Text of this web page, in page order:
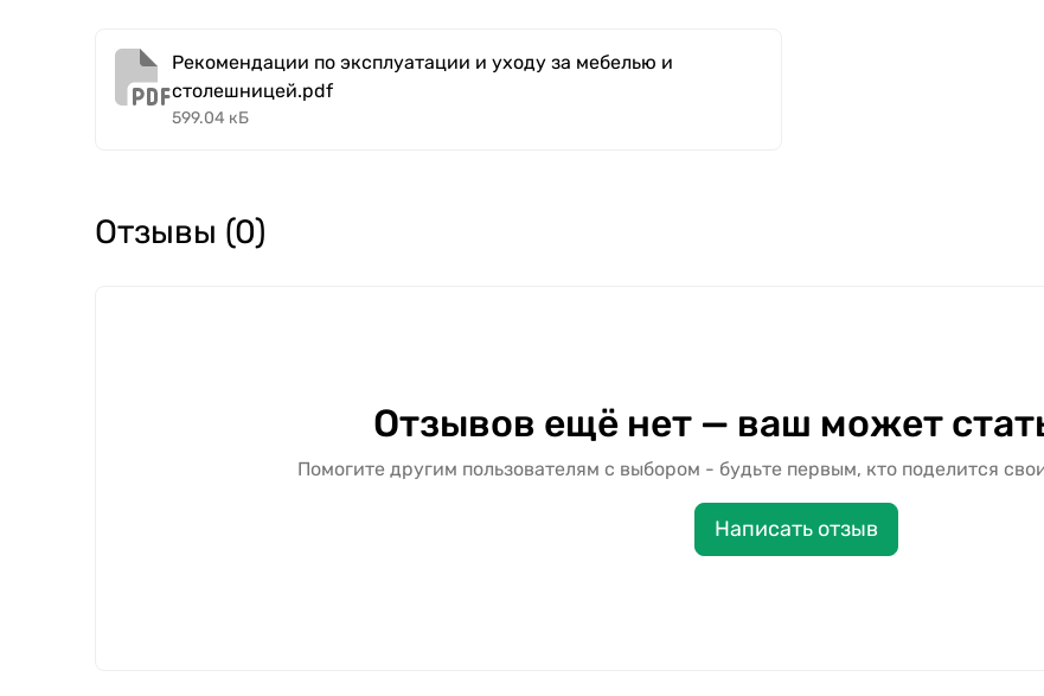
Рекомендации по эксплуатации и уходу за мебелью и
столешницей.pdf
599.04 кБ
Отзывы (0)
Отзывов ещё нет — ваш может
Помогите другим пользователям с выбором - будьте первым, кто поделится
Написать отзыв